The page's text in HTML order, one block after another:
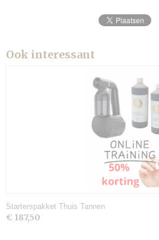
Ook interessant
Starterspakket Thuis Tannen
€ 187,50